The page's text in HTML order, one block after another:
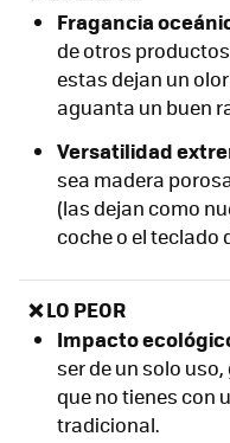
Fragancia
de otros
estas dejan un
aguanta un buen
Versatilidad
sea madera
(las dejan como
coche o el teclado
❌ LO PEOR
Impacto
ser de un solo
que no tienes con
tradicional.